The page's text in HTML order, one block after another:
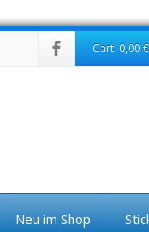
Cart: 0,00€
Neu im Shop